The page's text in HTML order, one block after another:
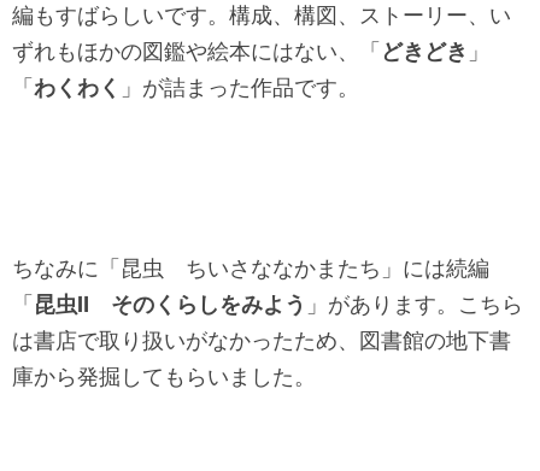
編もすばらしいです。構成、構図、ストーリー、い
ずれもほかの図鑑や絵本にはない、「 どきどき 」
「 わくわく 」が詰まった作品です。
ちなみに「昆虫 ちいさななかまたち」には続編
「 昆虫Ⅱ そのくらしをみよう 」があります。こちら
は書店で取り扱いがなかったため、図書館の地下書
庫から発掘してもらいました。